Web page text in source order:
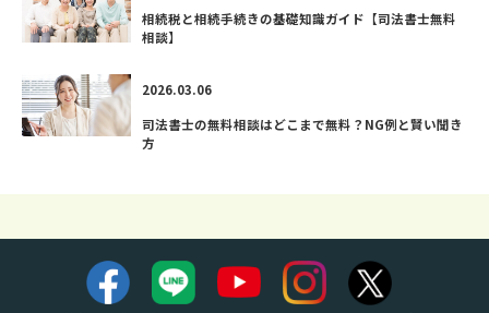
相続税と相続手続きの基礎知識ガイド【司法書士無料
相談】
2026.03.06
司法書士の無料相談はどこまで無料？NG例と賢い聞き
方